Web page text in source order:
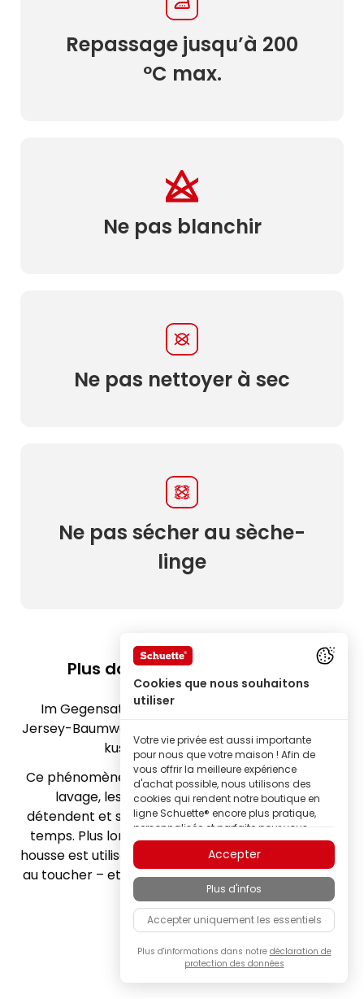
Repassage jusqu’à 200
ºC max.
Ne pas blanchir
Ne pas nettoyer à sec
Ne pas sécher au sèche-
linge
Plus doux à chaque lavage.
Im Gegensatz zu anderen Stoffen wird unser
Jersey-Baumwollstoff nach jedem Waschen noch
kuscheliger und weicher.
Ce phénomène s’explique par le fait qu’à chaque
lavage, les fibres individuelles du tissu se
détendent et se rompent naturellement au fil du
temps. Plus longtemps et plus souvent le Drap-
housse est utilisé, plus il devient souple et agréable
au toucher – et plus le moment d’aller se coucher
est un plaisir !
Cookies que nous souhaitons
utiliser
Votre vie privée est aussi importante
pour nous que votre maison ! Afin de
vous offrir la meilleure expérience
d'achat possible, nous utilisons des
cookies qui rendent notre boutique en
ligne Schuette® encore plus pratique,
personnalisée et parfaite pour vous –
tout cela pour que vous puissiez
découvrir les produits de la marque
Schuette® dans la meilleure qualité.
Certains de ces cookies sont
nécessaires au bon fonctionnement de
notre boutique Schuette® ; d’autres nous
permettent d’adapter naturellement le
contenu à vos centres d'intérêt grâce à
la personnalisation des annonces, ou
encore de participer de manière
Accepter
Plus d'infos
Accepter uniquement les essentiels
Plus d'informations dans notre déclaration de
protection des données